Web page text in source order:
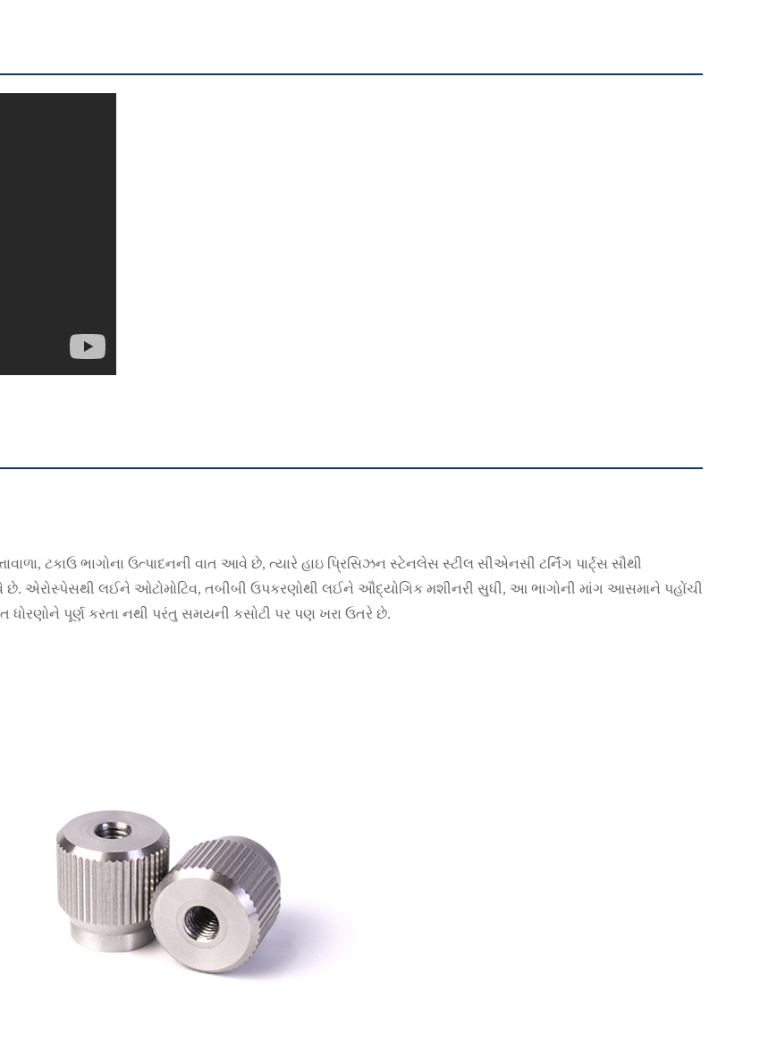
ટકાઉ ભાગોના ઉત્પાદનની વાત આવે છે, ત્યારે હાઇ પ્રિસિઝન સ્ટેનલેસ સ્ટીલ સીએનસી ટર્નિંગ પાર્ટ્સ સૌથી
એરોસ્પેસથી લઈને ઓટોમોટિવ, તબીબી ઉપકરણોથી લઈને ઔદ્યોગિક મશીનરી સુધી, આ ભાગોની માંગ આસમાને પહોંચી
પૂર્ણ કરતા નથી પરંતુ સમયની કસોટી પર પણ ખરા ઉતરે છે.